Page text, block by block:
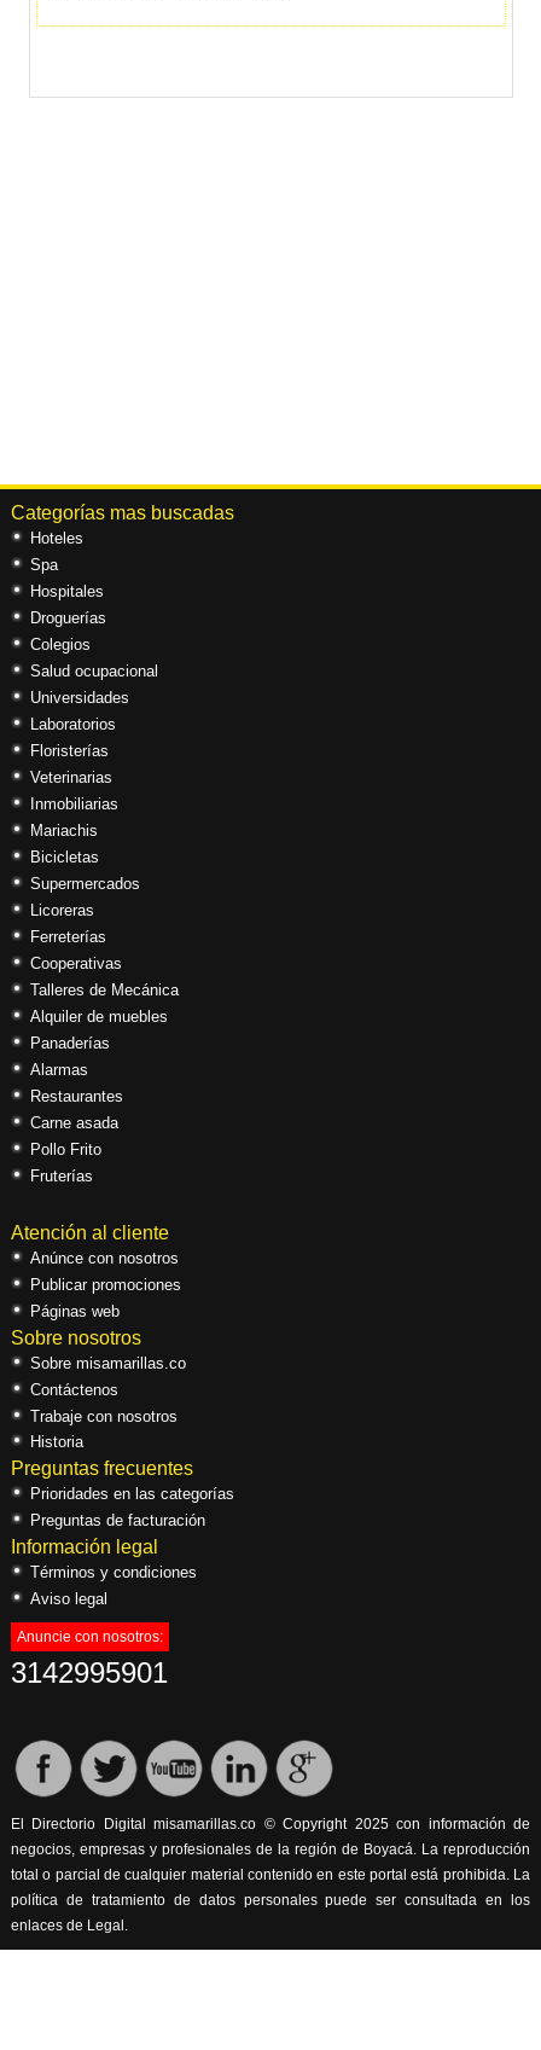
Categorías mas buscadas
Hoteles
Spa
Hospitales
Droguerías
Colegios
Salud ocupacional
Universidades
Laboratorios
Floristerías
Veterinarias
Inmobiliarias
Mariachis
Bicicletas
Supermercados
Licoreras
Ferreterías
Cooperativas
Talleres de Mecánica
Alquiler de muebles
Panaderías
Alarmas
Restaurantes
Carne asada
Pollo Frito
Fruterías
Atención al cliente
Anúnce con nosotros
Publicar promociones
Páginas web
Sobre nosotros
Sobre misamarillas.co
Contáctenos
Trabaje con nosotros
Historia
Preguntas frecuentes
Prioridades en las categorías
Preguntas de facturación
Información legal
Términos y condiciones
Aviso legal
Anuncie con nosotros:
3142995901
El Directorio Digital misamarillas.co © Copyright 2025 con información de
negocios, empresas y profesionales de la región de Boyacá. La reproducción
total o parcial de cualquier material contenido en este portal está prohibida. La
política de tratamiento de datos personales puede ser consultada en los
enlaces de Legal.